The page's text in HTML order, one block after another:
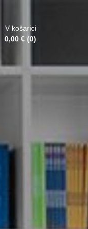
V košarici
0,00 € (0)